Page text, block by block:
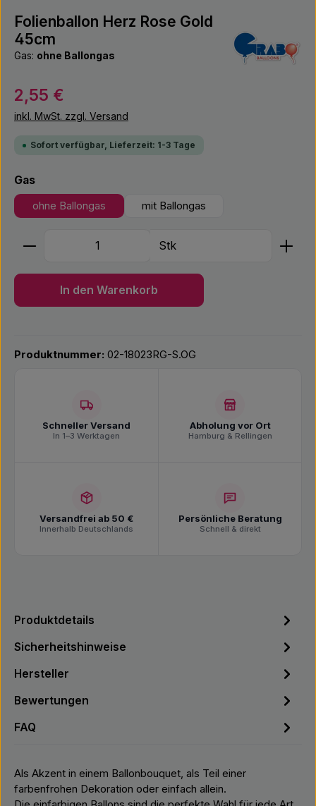
Folienballon Herz Rose Gold
45cm
Gas: ohne Ballongas
Regulärer Preis:
2,55 €
inkl. MwSt. zzgl. Versand
Sofort verfügbar, Lieferzeit: 1-3 Tage
Gasauswählen
ohne Ballongas mit Ballongas
Produkt Anzahl: Gib den gewünschten Wert ein
Stk
In den Warenkorb
Produktnummer: 02-18023RG-S.OG
Schneller Versand
In 1–3 Werktagen
Abholung vor Ort
Hamburg & Rellingen
Versandfrei ab 50 €
Innerhalb Deutschlands
Persönliche Beratung
Schnell & direkt
Produktdetails
Sicherheitshinweise
Hersteller
Bewertungen
FAQ
Als Akzent in einem Ballonbouquet, als Teil einer
farbenfrohen Dekoration oder einfach allein.